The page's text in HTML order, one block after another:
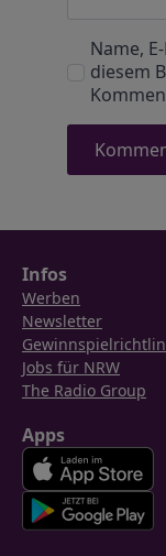
Name,
diesem
Infos
Werben
Newsletter
Jobs für NRW
The Radio Group
Apps